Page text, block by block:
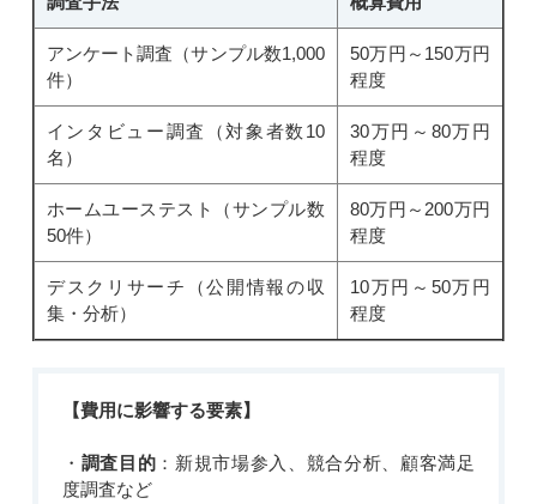
アンケート調査（サンプル数1,000
件）
50万円～150万円
程度
インタビュー調査（対象者数10
名）
30万円～80万円
程度
ホームユーステスト（サンプル数
50件）
80万円～200万円
程度
デスクリサーチ（公開情報の収
集・分析）
10万円～50万円
程度
【費用に影響する要素】
・ 調査目的 ：新規市場参入、競合分析、顧客満足
度調査など